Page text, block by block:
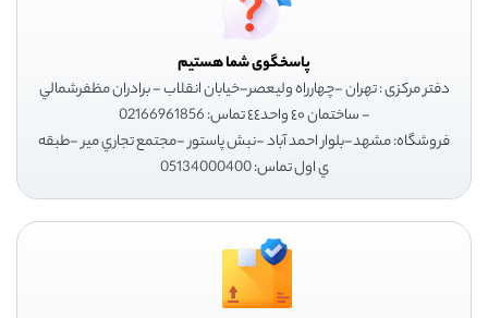
پاسخگوی شما هستیم
دفتر مرکزی : تهران -چهارراه وليعصر-خيابان انقلاب - برادران مظفرشمالي
- ساختمان ٤٠ واحد٤٤ تماس: 02166961856
فروشگاه: مشهد-بلوار احمد آباد -نبش پاستور -مجتمع تجاري مير -طبقه
ي اول تماس: 05134000400